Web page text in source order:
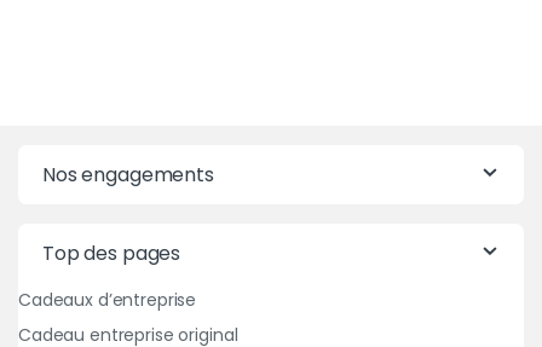
Nos engagements
Top des pages
Cadeaux d’entreprise
Cadeau entreprise original